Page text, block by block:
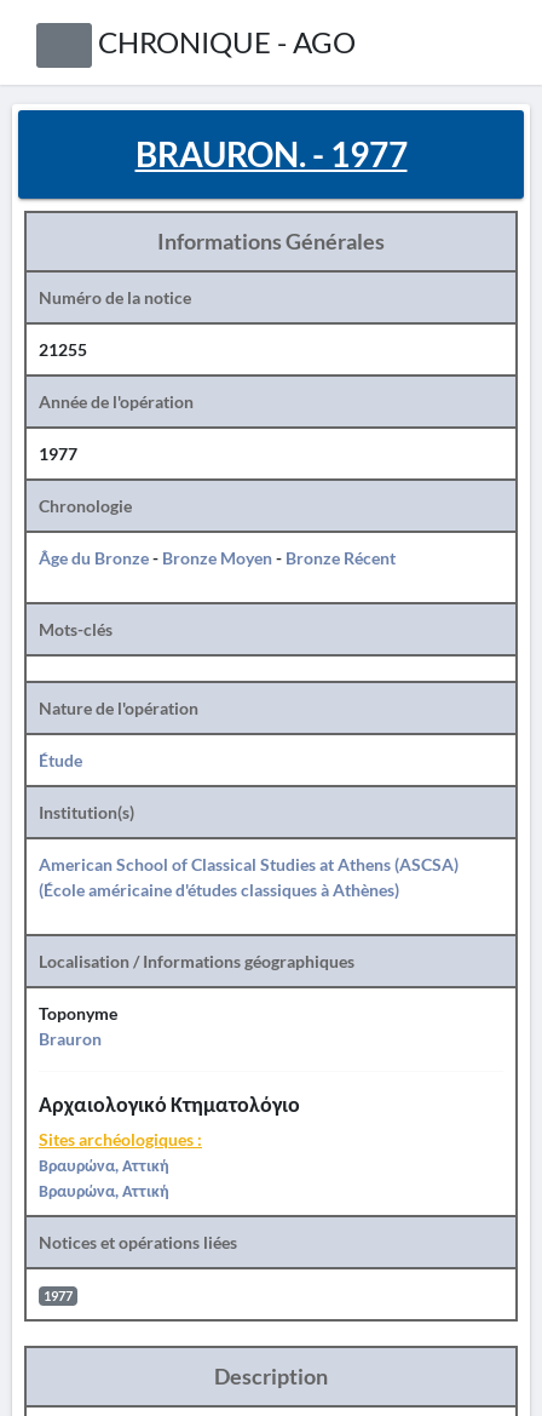
CHRONIQUE - AGO
BRAURON. - 1977
Informations Générales
Numéro de la notice
21255
Année de l'opération
1977
Chronologie
Âge du Bronze- Bronze Moyen- Bronze Récent
Mots-clés
Nature de l'opération
Étude
Institution(s)
American School of Classical Studies at Athens (ASCSA)
(École américaine d'études classiques à Athènes)
Localisation / Informations géographiques
Toponyme
Brauron
Αρχαιολογικό Κτηματολόγιο
Sites archéologiques :
Βραυρώνα, Αττική
Βραυρώνα, Αττική
Notices et opérations liées
1977
Description